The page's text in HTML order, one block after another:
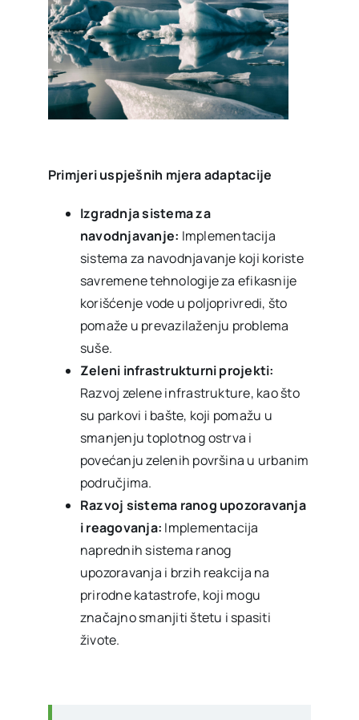
Primjeri uspješnih mjera adaptacije
Izgradnja sistema za
navodnjavanje: Implementacija
sistema za navodnjavanje koji koriste
savremene tehnologije za efikasnije
korišćenje vode u poljoprivredi, što
pomaže u prevazilaženju problema
suše.
Zeleni infrastrukturni projekti:
Razvoj zelene infrastrukture, kao što
su parkovi i bašte, koji pomažu u
smanjenju toplotnog ostrva i
povećanju zelenih površina u urbanim
područjima.
Razvoj sistema ranog upozoravanja
i reagovanja: Implementacija
naprednih sistema ranog
upozoravanja i brzih reakcija na
prirodne katastrofe, koji mogu
značajno smanjiti štetu i spasiti
živote.